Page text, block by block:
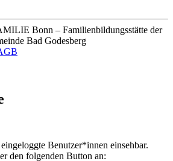
Bonn – Familienbildungsstätte der
Bad Godesberg
Benutzer*innen einsehbar.
den folgenden Button an: